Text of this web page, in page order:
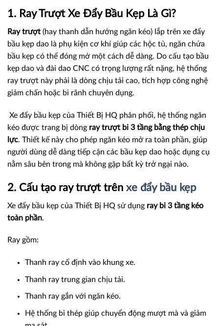
1. Ray Trượt Xe Đẩy Bầu Kẹp Là Gì?
Ray trượt (hay thanh dẫn hướng ngăn kéo) lắp trên xe đẩy
bầu kẹp dao là phụ kiện cơ khí giúp các hộc tủ, ngăn chứa
bầu kẹp có thể đóng mở một cách dễ dàng. Do cấu tạo bầu
kẹp dao và đài dao CNC có trọng lượng rất nặng, hệ thống
ray trượt này phải là dòng chịu tải cao, tích hợp công nghệ
giảm chấn hoặc bi rãnh chuyên dụng.
Xe đẩy bầu kẹp của Thiết Bị HQ phân phối, hệ thống ngăn
kéo được trang bị dòng ray trượt bi 3 tầng bằng thép chịu
lực. Thiết kế này cho phép ngăn kéo mở ra toàn phần, giúp
người dùng dễ dàng tiếp cận các bầu kẹp dao hoặc dụng cụ
nằm sâu bên trong mà không gặp bất kỳ trở ngại nào.
2. Cấu tạo ray trượt trên xe đẩy bầu kẹp
Xe đẩy bầu kẹp của Thiết Bị HQ sử dụng ray bi 3 tầng kéo
toàn phần.
Ray gồm:
Thanh ray cố định vào khung xe.
Thanh ray trung gian chịu tải.
Thanh ray gắn với ngăn kéo.
Hệ thống bi thép giúp chuyển động mượt mà và giảm